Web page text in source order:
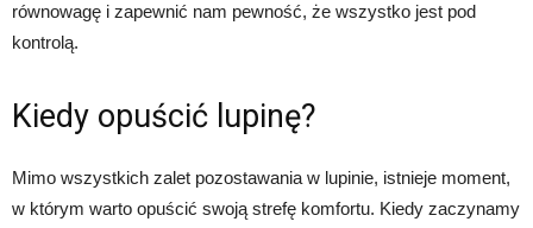
równowagę i zapewnić nam pewność, że wszystko jest pod
kontrolą.
Kiedy opuścić lupinę?
Mimo wszystkich zalet pozostawania w lupinie, istnieje moment,
w którym warto opuścić swoją strefę komfortu. Kiedy zaczynamy